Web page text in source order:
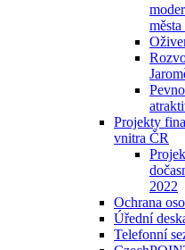
města
Projekty
vnitra ČR
2022
Ochrana
Úřední
Telefonní